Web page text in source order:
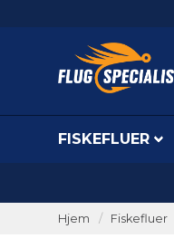
FISKEFLUER
Hjem Fiskefluer